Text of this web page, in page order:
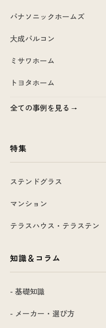
パナソニックホームズ
大成パルコン
ミサワホーム
トヨタホーム
全ての事例を見る
特集
ステンドグラス
マンション
テラスハウス・テラステン
知識＆コラム
- 基礎知識
- メーカー・選び方